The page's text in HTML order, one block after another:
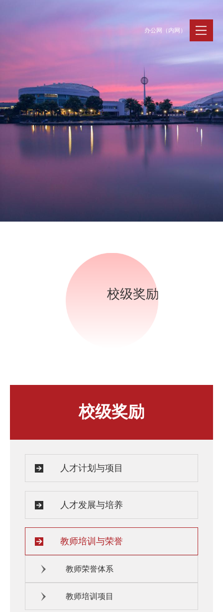
办公网（内网）
Jobs @ ZJU
招聘公告
加入我们
Discover ZJU
浙大简况
News and
新闻速递
人才风采
校级奖励
校级奖励
人才计划与项目
人才发展与培养
教师培训与荣誉
教师荣誉体系
教师培训项目